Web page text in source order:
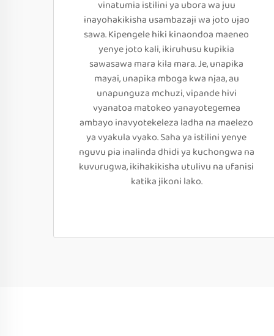
vinatumia istilini ya ubora wa juu
inayohakikisha usambazaji wa joto ujao
sawa. Kipengele hiki kinaondoa maeneo
yenye joto kali, ikiruhusu kupikia
sawasawa mara kila mara. Je, unapika
mayai, unapika mboga kwa njaa, au
unapunguza mchuzi, vipande hivi
vyanatoa matokeo yanayotegemea
ambayo inavyotekeleza ladha na maelezo
ya vyakula vyako. Saha ya istilini yenye
nguvu pia inalinda dhidi ya kuchongwa na
kuvurugwa, ikihakikisha utulivu na ufanisi
katika jikoni lako.